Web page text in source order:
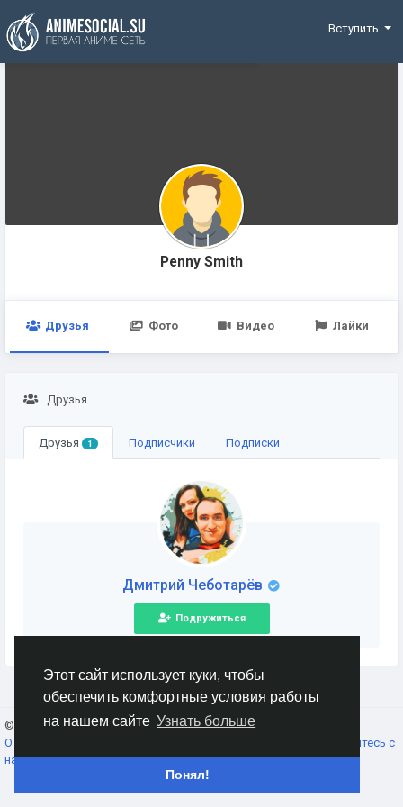
Этот сайт использует куки, чтобы
обеспечить комфортные условия работы
на нашем сайте Узнать больше
Понял!
Funding
Вступить
Penny Smith
Друзья Фото Видео Лайки
Друзья
Друзья 1 Подписчики Подписки
Дмитрий Чеботарёв
Подружиться
© 2026 AnimeSocial.SU - Первая аниме сеть!
О нас
Свяжитесь с
нами
Каталог